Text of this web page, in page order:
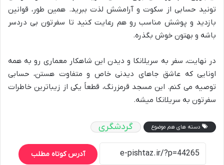
تونید حسابی از سکوت و آرامشش لذت ببرید. همین طور، قوانین
بازدید و پوشش مناسب رو هم رعایت کنید تا سفرتون بی دردسر
باشه و بهتون خوش بگذره.
در نهایت، سفر به سریلانکا و دیدن این شاهکار معماری رو به همه
اونایی که عاشق جاهای دیدنی خاص و متفاوت هستن، حسابی
توصیه می کنم. این مسجد قرمزرنگ، قطعاً یکی از زیباترین خاطرات
سفرتون به سریلانکا میشه.
دسته های هم موضوع گردشگری
آدرس کوتاه مطلب